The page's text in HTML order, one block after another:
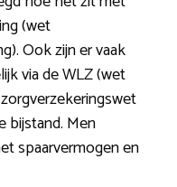
(wet
Ook zijn er vaak
via de WLZ (wet
bijstand. Men
spaarvermogen en